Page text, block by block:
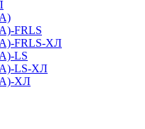
FRLS
FRLS-ХЛ
LS
LS-ХЛ
ХЛ